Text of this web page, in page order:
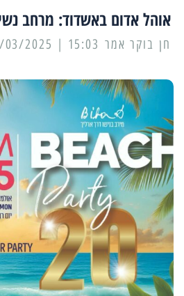
אוהל אדום באשדוד: מרחב נשי
15:03 | 30/03/2025